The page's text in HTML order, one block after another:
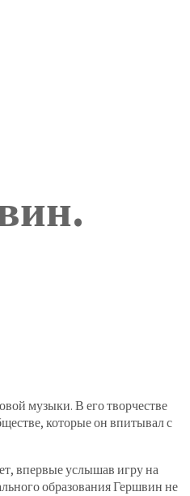
музыки. В его творчестве
которые он впитывал с
впервые услышав игру на
образования Гершвин не